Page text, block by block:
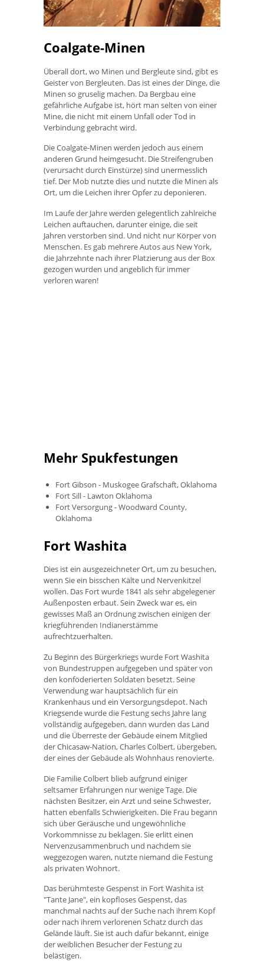
Coalgate-Minen
Überall dort, wo Minen und Bergleute sind, gibt es
Geister von Bergleuten. Das ist eines der Dinge, die
Minen so gruselig machen. Da Bergbau eine
gefährliche Aufgabe ist, hört man selten von einer
Mine, die nicht mit einem Unfall oder Tod in
Verbindung gebracht wird.
Die Coalgate-Minen werden jedoch aus einem
anderen Grund heimgesucht. Die Streifengruben
(verursacht durch Einstürze) sind unermesslich
tief. Der Mob nutzte dies und nutzte die Minen als
Ort, um die Leichen ihrer Opfer zu deponieren.
Im Laufe der Jahre werden gelegentlich zahlreiche
Leichen auftauchen, darunter einige, die seit
Jahren verstorben sind. Und nicht nur Körper von
Menschen. Es gab mehrere Autos aus New York,
die Jahrzehnte nach ihrer Platzierung aus der Box
gezogen wurden und angeblich für immer
verloren waren!
Mehr Spukfestungen
Fort Gibson - Muskogee Grafschaft, Oklahoma
Fort Sill - Lawton Oklahoma
Fort Versorgung - Woodward County,
Oklahoma
Fort Washita
Dies ist ein ausgezeichneter Ort, um zu besuchen,
wenn Sie ein bisschen Kälte und Nervenkitzel
wollen. Das Fort wurde 1841 als sehr abgelegener
Außenposten erbaut. Sein Zweck war es, ein
gewisses Maß an Ordnung zwischen einigen der
kriegführenden Indianerstämme
aufrechtzuerhalten.
Zu Beginn des Bürgerkriegs wurde Fort Washita
von Bundestruppen aufgegeben und später von
den konföderierten Soldaten besetzt. Seine
Verwendung war hauptsächlich für ein
Krankenhaus und ein Versorgungsdepot. Nach
Kriegsende wurde die Festung sechs Jahre lang
vollständig aufgegeben, dann wurden das Land
und die Überreste der Gebäude einem Mitglied
der Chicasaw-Nation, Charles Colbert, übergeben,
der eines der Gebäude als Wohnhaus renovierte.
Die Familie Colbert blieb aufgrund einiger
seltsamer Erfahrungen nur wenige Tage. Die
nächsten Besitzer, ein Arzt und seine Schwester,
hatten ebenfalls Schwierigkeiten. Die Frau begann
sich über Geräusche und ungewöhnliche
Vorkommnisse zu beklagen. Sie erlitt einen
Nervenzusammenbruch und nachdem sie
weggezogen waren, nutzte niemand die Festung
als privaten Wohnort.
Das berühmteste Gespenst in Fort Washita ist
"Tante Jane", ein kopfloses Gespenst, das
manchmal nachts auf der Suche nach ihrem Kopf
oder nach ihrem verlorenen Schatz durch das
Gelände läuft. Sie ist auch dafür bekannt, einige
der weiblichen Besucher der Festung zu
belästigen.